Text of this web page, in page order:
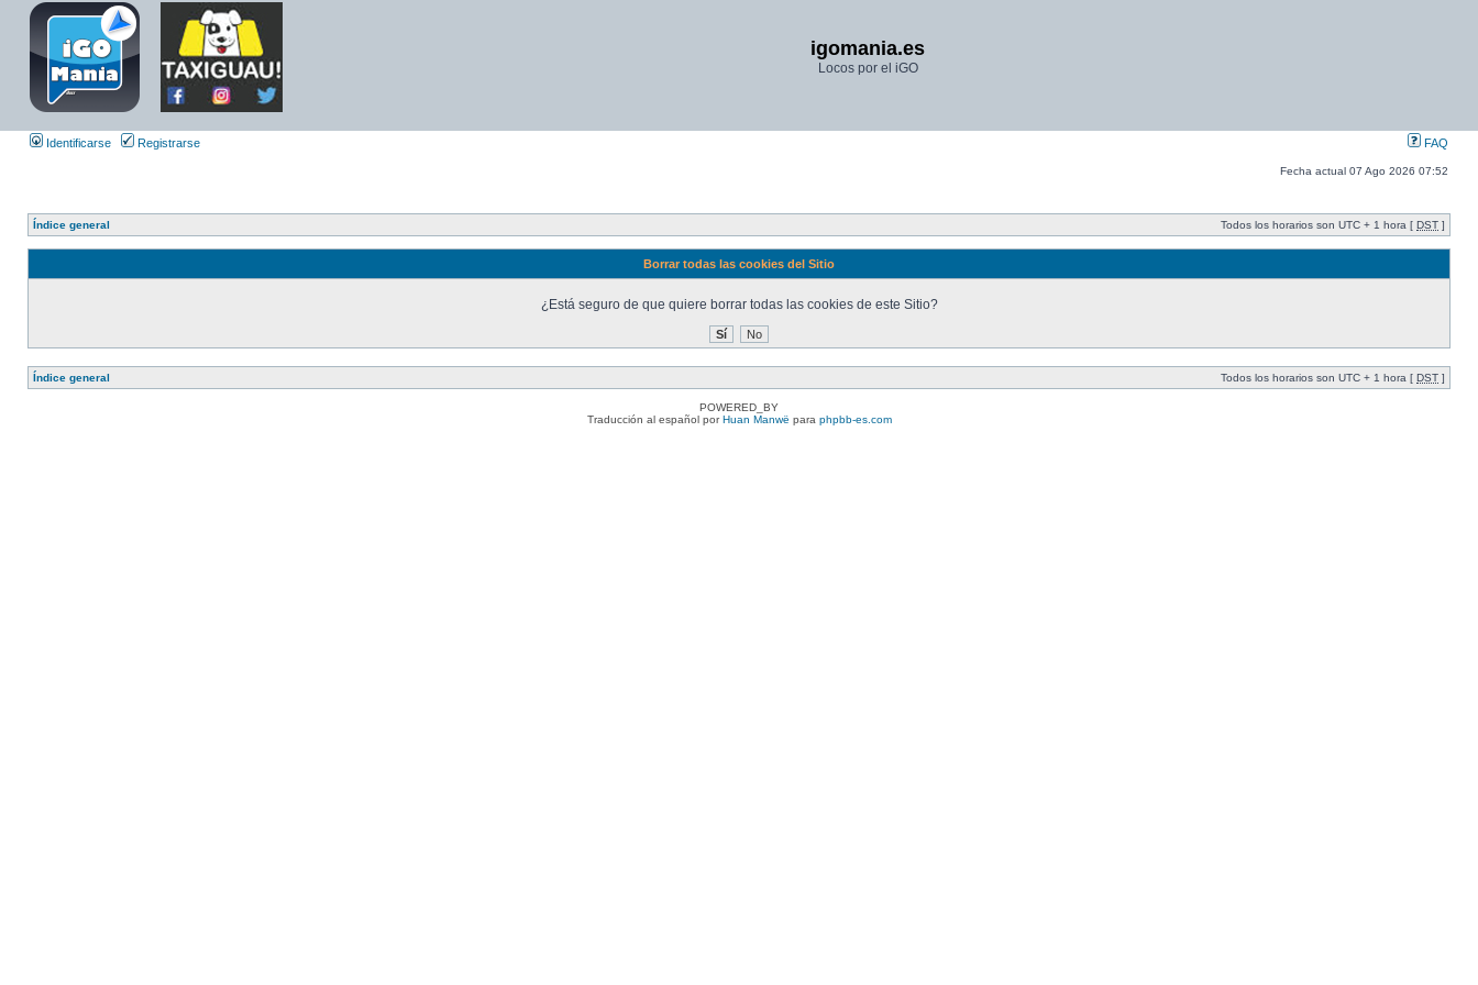
igomania.es
Locos por el iGO
Identificarse Registrarse FAQ
Fecha actual 07 Ago 2026 07:52
Índice general Todos los horarios son UTC + 1 hora [ DST ]
Borrar todas las cookies del Sitio
¿Está seguro de que quiere borrar todas las cookies de este Sitio?
Índice general Todos los horarios son UTC + 1 hora [ DST ]
POWERED_BY
Traducción al español porHuan Manwë para phpbb-es.com